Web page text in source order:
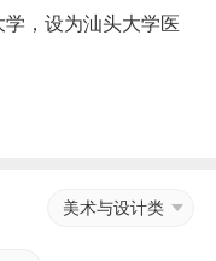
，设为汕头大学医
美术与设计类